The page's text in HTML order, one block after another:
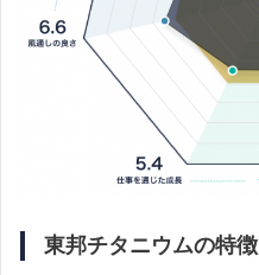
東邦チタニウムの特徴